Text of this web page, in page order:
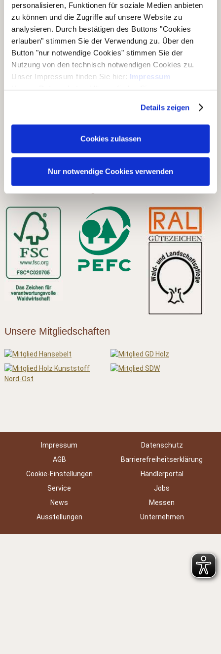
personalisieren, Funktionen für soziale Medien anbieten
zu können und die Zugriffe auf unsere Website zu
analysieren. Durch bestätigen des Buttons "Cookies
erlauben" stimmen Sie der Verwendung zu. Über den
Button "nur notwendige Cookies" stimmen Sie der
Nutzung von den technisch notwendigen Cookies zu.
Unser Impressum finden Sie hier: Impressum
Details zeigen
Cookies zulassen
Nur notwendige Cookies verwenden
Unsere Geschäftsbereiche
▶ Haus & Garten
▶ Carports & Häuser
▶ Ausstellungen
Unsere Zertifizierungen
Unsere Mitgliedschaften
Impressum
Datenschutz
AGB
Barrierefreiheitserklärung
Cookie-Einstellungen
Händlerportal
Service
Jobs
News
Messen
Ausstellungen
Unternehmen